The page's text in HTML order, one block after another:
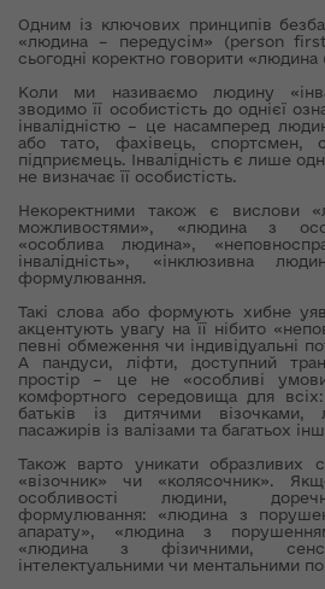
Одним із ключових принципів
«людина – передусім» (person
сьогодні коректно говорити «людина
Коли ми називаємо людину
зводимо її особистість до однієї
інвалідністю – це насамперед
або тато, фахівець, спортсмен,
підприємець. Інвалідність є лише
не визначає її особистість.
Некоректними також є вислови
можливостями», «людина з
«особлива людина»,
інвалідність», «інклюзивна
формулювання.
Такі слова або формують хибне
акцентують увагу на її нібито
певні обмеження чи індивідуальні
А пандуси, ліфти, доступний
простір – це не «особливі
комфортного середовища для
батьків із дитячими візочками,
пасажирів із валізами та багатьох
Також варто уникати образливих
«візочник» чи «колясочник».
особливості людини,
формулювання: «людина з
апарату», «людина з
«людина з фізичними,
інтелектуальними чи ментальними